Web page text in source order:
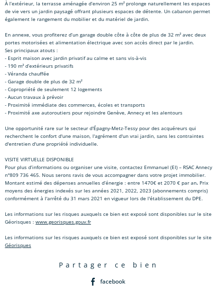
À l’extérieur, la terrasse aménagée d’environ 25 m² prolonge naturellement les espaces
de vie vers un jardin paysagé offrant plusieurs espaces de détente. Un cabanon permet
également le rangement du mobilier et du matériel de jardin.
En annexe, vous profiterez d’un garage double côte à côte de plus de 32 m² avec deux
portes motorisées et alimentation électrique avec son accès direct par le jardin.
Ses principaux atouts :
- Esprit maison avec jardin privatif au calme et sans vis-à-vis
- 190 m² d’extérieurs privatifs
- Véranda chauffée
- Garage double de plus de 32 m²
- Copropriété de seulement 12 logements
- Aucun travaux à prévoir
- Proximité immédiate des commerces, écoles et transports
- Proximité axe autoroutiers pour rejoindre Genève, Annecy et les alentours
Une opportunité rare sur le secteur d'Épagny-Metz-Tessy pour des acquéreurs qui
recherchent le confort d'une maison, l'agrément d'un vrai jardin, sans les contraintes
d'entretien d'une propriété individuelle.
VISITE VIRTUELLE DISPONIBLE
Pour plus d’informations ou organiser une visite, contactez Emmanuel (EI) – RSAC Annecy
n°809 736 465. Nous serons ravis de vous accompagner dans votre projet immobilier.
Montant estimé des dépenses annuelles d’énergie : entre 1470€ et 2070 € par an. Prix
moyens des énergies indexés sur les années 2021, 2022, 2023 (abonnements compris)
conformément à l'arrêté du 31 mars 2021 en vigueur lors de l'établissement du DPE.
Les informations sur les risques auxquels ce bien est exposé sont disponibles sur le site
Géorisques : www.georisques.gouv.fr
Les informations sur les risques auxquels ce bien est exposé sont disponibles sur le site
Géorisques
partager ce bien
facebook